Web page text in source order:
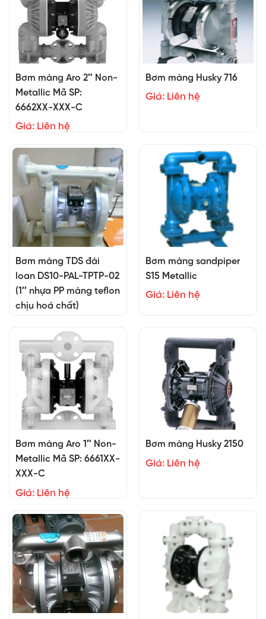
Bơm màng Aro 2″ Non-
Metallic Mã SP:
6662XX-XXX-C
Giá: Liên hệ
Bơm màng Husky 716
Giá: Liên hệ
Bơm màng TDS đài
loan DS10-PAL-TPTP-02
(1″ nhựa PP màng teflon
chịu hoá chất)
Bơm màng sandpiper
S15 Metallic
Giá: Liên hệ
Bơm màng Aro 1″ Non-
Metallic Mã SP: 6661XX-
XXX-C
Giá: Liên hệ
Bơm màng Husky 2150
Giá: Liên hệ